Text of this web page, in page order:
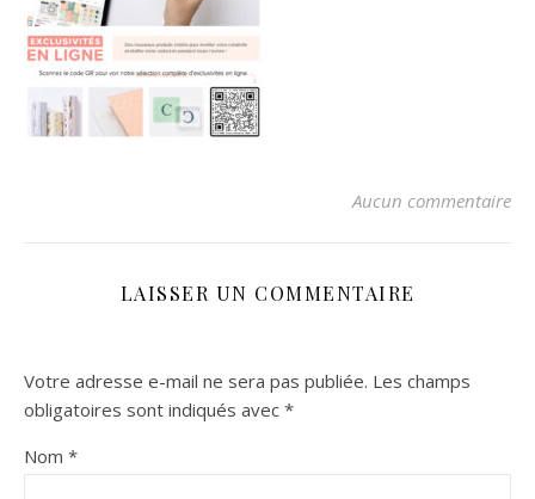
Aucun commentaire
LAISSER UN COMMENTAIRE
Votre adresse e-mail ne sera pas publiée. Les champs
obligatoires sont indiqués avec *
Nom *